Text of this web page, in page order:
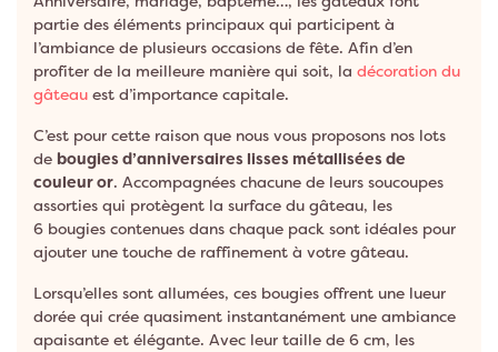
partie des éléments principaux qui participent à
l’ambiance de plusieurs occasions de fête. Afin d’en
profiter de la meilleure manière qui soit, la décoration du
gâteau est d’importance capitale.
C’est pour cette raison que nous vous proposons nos lots
de bougies d’anniversaires lisses métallisées de
couleur or. Accompagnées chacune de leurs soucoupes
assorties qui protègent la surface du gâteau, les
6 bougies contenues dans chaque pack sont idéales pour
ajouter une touche de raffinement à votre gâteau.
Lorsqu’elles sont allumées, ces bougies offrent une lueur
dorée qui crée quasiment instantanément une ambiance
apaisante et élégante. Avec leur taille de 6 cm, les